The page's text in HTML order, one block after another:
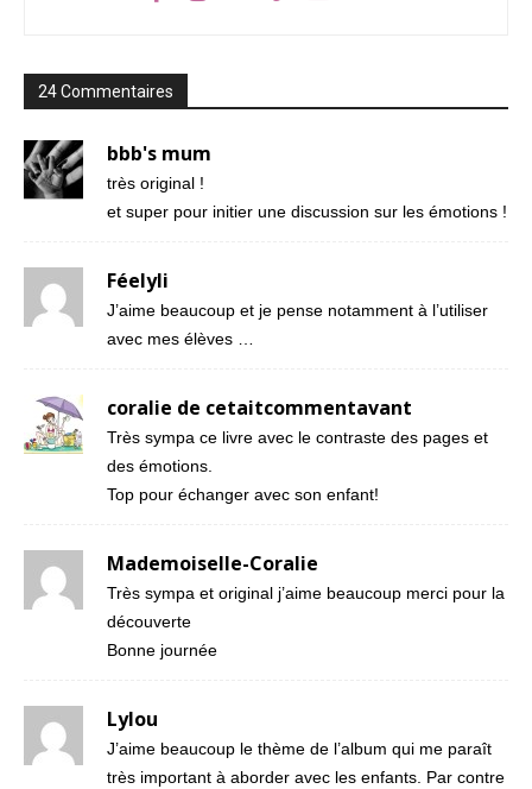
24 Commentaires
bbb's mum
très original !
et super pour initier une discussion sur les émotions !
Féelyli
J’aime beaucoup et je pense notamment à l’utiliser
avec mes élèves …
coralie de cetaitcommentavant
Très sympa ce livre avec le contraste des pages et
des émotions.
Top pour échanger avec son enfant!
Mademoiselle-Coralie
Très sympa et original j’aime beaucoup merci pour la
découverte
Bonne journée
Lylou
J’aime beaucoup le thème de l’album qui me paraît
très important à aborder avec les enfants. Par contre